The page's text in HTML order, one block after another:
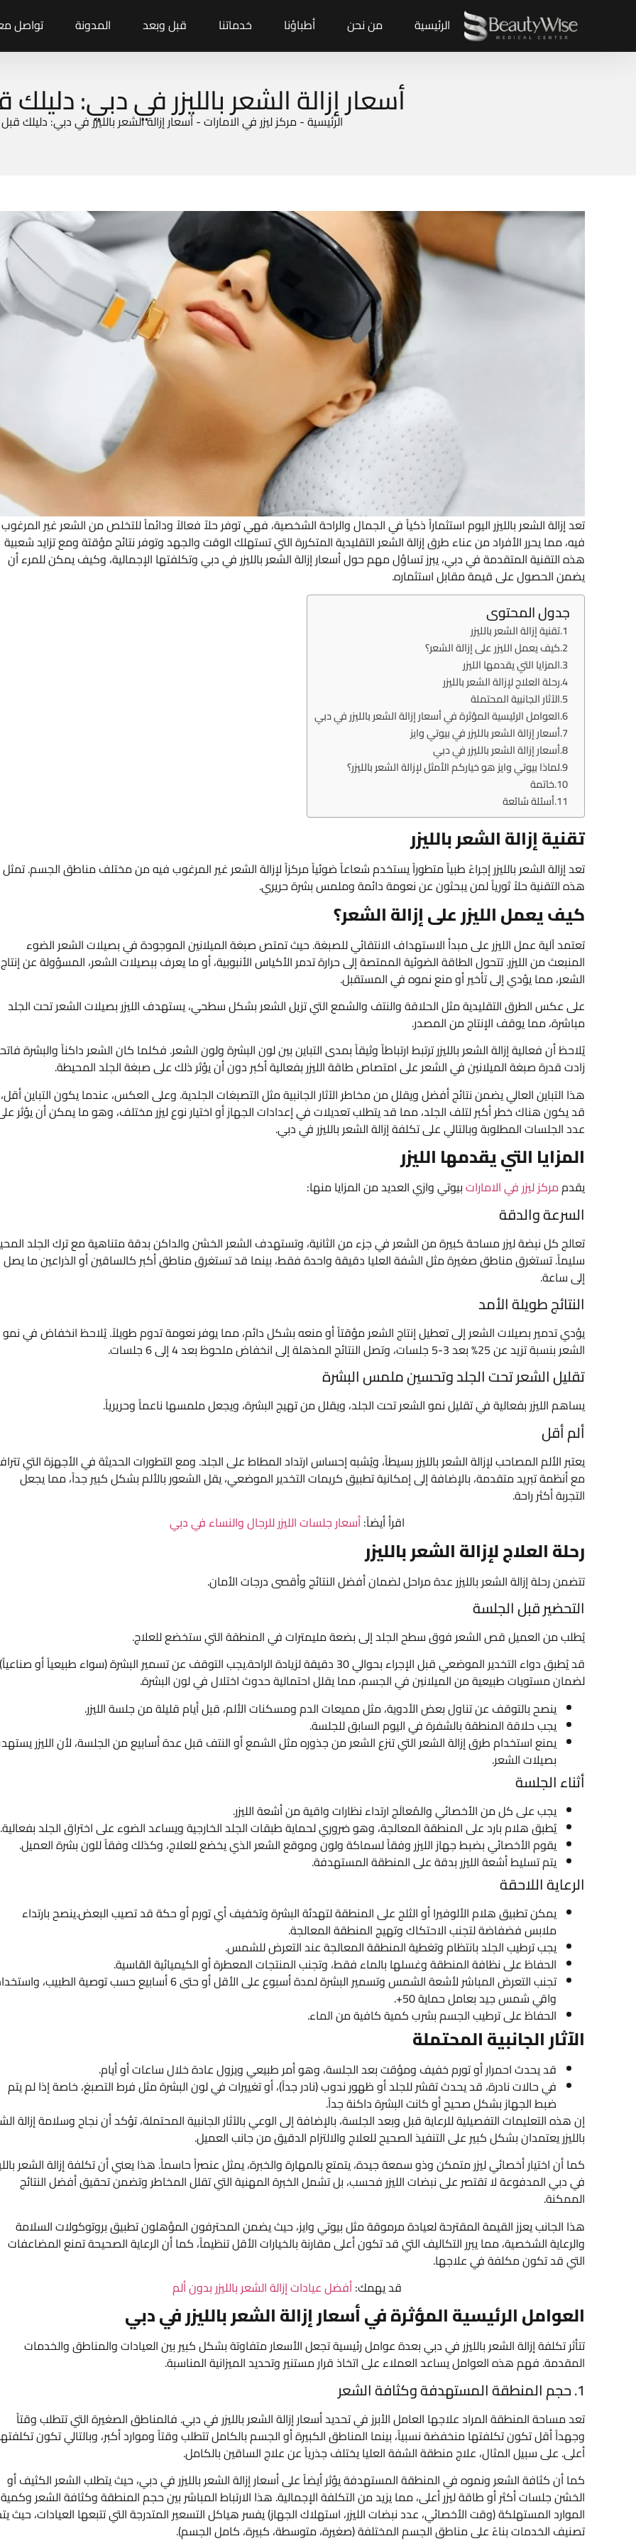
الرئيسية من نحن أطباؤنا خدماتنا قبل وبعد المدونة تواصل
أسعار إزالة الشعر بالليزر في دبي: دليلك
الرئيسية- مركز ليزر في الامارات-أسعار إزالة الشعر بالليزر في دبي: دليلك
تعد إزالة الشعر بالليزر اليوم استثماراً ذكياً في الجمال والراحة الشخصية، فهي توفر حلاً فعالاً ودائماً للتخلص من الشعر غير المرغوب
فيه، مما يحرر الأفراد من عناء طرق إزالة الشعر التقليدية المتكررة التي تستهلك الوقت والجهد وتوفر نتائج مؤقتة ومع تزايد شعبية
هذه التقنية المتقدمة في دبي، يبرز تساؤل مهم حول أسعار إزالة الشعر بالليزر في دبي وتكلفتها الإجمالية، وكيف يمكن للمرء أن
يضمن الحصول على قيمة مقابل استثماره.
جدول المحتوى
تقنية إزالة الشعر بالليزر
كيف يعمل الليزر على إزالة الشعر؟
المزايا التي يقدمها الليزر
رحلة العلاج لإزالة الشعر بالليزر
الآثار الجانبية المحتملة
العوامل الرئيسية المؤثرة في أسعار إزالة الشعر بالليزر في دبي
أسعار إزالة الشعر بالليزر في بيوتي وايز
أسعار إزالة الشعر بالليزر في دبي
لماذا بيوتي وايز هو خياركم الأمثل لإزالة الشعر بالليزر؟
خاتمة
أسئلة شائعة
تقنية إزالة الشعر بالليزر
تعد إزالة الشعر بالليزر إجراءً طبياً متطوراً يستخدم شعاعاً ضوئياً مركزاً لإزالة الشعر غير المرغوب فيه من مختلف مناطق الجسم. تمثل
هذه التقنية حلاً ثورياً لمن يبحثون عن نعومة دائمة وملمس بشرة حريري.
كيف يعمل الليزر على إزالة الشعر؟
تعتمد آلية عمل الليزر على مبدأ الاستهداف الانتقائي للصبغة. حيث تمتص صبغة الميلانين الموجودة في بصيلات الشعر الضوء
المنبعث من الليزر. تتحول الطاقة الضوئية الممتصة إلى حرارة تدمر الأكياس الأنبوبية، أو ما يعرف ببصيلات الشعر، المسؤولة عن إنتاج
الشعر، مما يؤدي إلى تأخير أو منع نموه في المستقبل.
على عكس الطرق التقليدية مثل الحلاقة والنتف والشمع التي تزيل الشعر بشكل سطحي، يستهدف الليزر بصيلات الشعر تحت الجلد
مباشرة، مما يوقف الإنتاج من المصدر.
يُلاحظ أن فعالية إزالة الشعر بالليزر ترتبط ارتباطاً وثيقاً بمدى التباين بين لون البشرة ولون الشعر. فكلما كان الشعر داكناً والبشرة
زادت قدرة صبغة الميلانين في الشعر على امتصاص طاقة الليزر بفعالية أكبر دون أن يؤثر ذلك على صبغة الجلد المحيطة.
هذا التباين العالي يضمن نتائج أفضل ويقلل من مخاطر الآثار الجانبية مثل التصبغات الجلدية. وعلى العكس، عندما يكون التباين أقل،
قد يكون هناك خطر أكبر لتلف الجلد، مما قد يتطلب تعديلات في إعدادات الجهاز أو اختيار نوع ليزر مختلف، وهو ما يمكن أن يؤثر
عدد الجلسات المطلوبة وبالتالي على تكلفة إزالة الشعر بالليزر في دبي.
المزايا التي يقدمها الليزر
يقدممركز ليزر في الاماراتبيوتي وازي العديد من المزايا منها:
السرعة والدقة
تعالج كل نبضة ليزر مساحة كبيرة من الشعر في جزء من الثانية، وتستهدف الشعر الخشن والداكن بدقة متناهية مع ترك الجلد
سليماً. تستغرق مناطق صغيرة مثل الشفة العليا دقيقة واحدة فقط، بينما قد تستغرق مناطق أكبر كالساقين أو الذراعين ما يصل
إلى ساعة.
النتائج طويلة الأمد
يؤدي تدمير بصيلات الشعر إلى تعطيل إنتاج الشعر مؤقتاً أو منعه بشكل دائم، مما يوفر نعومة تدوم طويلاً. يُلاحظ انخفاض في نمو
الشعر بنسبة تزيد عن 25% بعد 3-5 جلسات، وتصل النتائج المذهلة إلى انخفاض ملحوظ بعد 4 إلى 6 جلسات.
تقليل الشعر تحت الجلد وتحسين ملمس البشرة
يساهم الليزر بفعالية في تقليل نمو الشعر تحت الجلد، ويقلل من تهيج البشرة، ويجعل ملمسها ناعماً وحريرياً.
ألم أقل
يعتبر الألم المصاحب لإزالة الشعر بالليزر بسيطاً، ويُشبه إحساس ارتداد المطاط على الجلد. ومع التطورات الحديثة في الأجهزة التي
مع أنظمة تبريد متقدمة، بالإضافة إلى إمكانية تطبيق كريمات التخدير الموضعي، يقل الشعور بالألم بشكل كبير جداً، مما يجعل
التجربة أكثر راحة.
اقرأ أيضاً:أسعار جلسات الليزر للرجال والنساء في دبي
رحلة العلاج لإزالة الشعر بالليزر
تتضمن رحلة إزالة الشعر بالليزر عدة مراحل لضمان أفضل النتائج وأقصى درجات الأمان.
التحضير قبل الجلسة
يُطلب من العميل قص الشعر فوق سطح الجلد إلى بضعة مليمترات في المنطقة التي ستخضع للعلاج.
قد يُطبق دواء التخدير الموضعي قبل الإجراء بحوالي 30 دقيقة لزيادة الراحة.يجب التوقف عن تسمير البشرة (سواء طبيعياً أو صناعياً)
لضمان مستويات طبيعية من الميلانين في الجسم، مما يقلل احتمالية حدوث اختلال في لون البشرة.
ينصح بالتوقف عن تناول بعض الأدوية، مثل مميعات الدم ومسكنات الألم، قبل أيام قليلة من جلسة الليزر.
يجب حلاقة المنطقة بالشفرة في اليوم السابق للجلسة.
يمنع استخدام طرق إزالة الشعر التي تنزع الشعر من جذوره مثل الشمع أو النتف قبل عدة أسابيع من الجلسة، لأن الليزر
بصيلات الشعر.
أثناء الجلسة
يجب على كل من الأخصائي والمُعالَج ارتداء نظارات واقية من أشعة الليزر.
يُطبق هلام بارد على المنطقة المعالجة، وهو ضروري لحماية طبقات الجلد الخارجية ويساعد الضوء على اختراق الجلد بفعالية.
يقوم الأخصائي بضبط جهاز الليزر وفقاً لسماكة ولون وموقع الشعر الذي يخضع للعلاج، وكذلك وفقاً للون بشرة العميل.
يتم تسليط أشعة الليزر بدقة على المنطقة المستهدفة.
الرعاية اللاحقة
يمكن تطبيق هلام الألوفيرا أو الثلج على المنطقة لتهدئة البشرة وتخفيف أي تورم أو حكة قد تصيب البعض.ينصح بارتداء
ملابس فضفاضة لتجنب الاحتكاك وتهيج المنطقة المعالجة.
يجب ترطيب الجلد بانتظام وتغطية المنطقة المعالجة عند التعرض للشمس.
الحفاظ على نظافة المنطقة وغسلها بالماء فقط، وتجنب المنتجات المعطرة أو الكيميائية القاسية.
تجنب التعرض المباشر لأشعة الشمس وتسمير البشرة لمدة أسبوع على الأقل أو حتى 6 أسابيع حسب توصية الطبيب،
واقي شمس جيد بعامل حماية 50+.
الحفاظ على ترطيب الجسم بشرب كمية كافية من الماء.
الآثار الجانبية المحتملة
قد يحدث احمرار أو تورم خفيف ومؤقت بعد الجلسة، وهو أمر طبيعي ويزول عادة خلال ساعات أو أيام.
في حالات نادرة، قد يحدث تقشر للجلد أو ظهور ندوب (نادر جداً)، أو تغييرات في لون البشرة مثل فرط التصبغ، خاصة إذا لم يتم
ضبط الجهاز بشكل صحيح أو كانت البشرة داكنة جداً.
إن هذه التعليمات التفصيلية للرعاية قبل وبعد الجلسة، بالإضافة إلى الوعي بالآثار الجانبية المحتملة، تؤكد أن نجاح وسلامة إزالة
بالليزر يعتمدان بشكل كبير على التنفيذ الصحيح للعلاج والالتزام الدقيق من جانب العميل.
كما أن اختيار أخصائي ليزر متمكن وذو سمعة جيدة، يتمتع بالمهارة والخبرة، يمثل عنصراً حاسماً. هذا يعني أن تكلفة إزالة الشعر
في دبي المدفوعة لا تقتصر على نبضات الليزر فحسب، بل تشمل الخبرة المهنية التي تقلل المخاطر وتضمن تحقيق أفضل النتائج
الممكنة.
هذا الجانب يعزز القيمة المقترحة لعيادة مرموقة مثل بيوتي وايز، حيث يضمن المحترفون المؤهلون تطبيق بروتوكولات السلامة
والرعاية الشخصية، مما يبرر التكاليف التي قد تكون أعلى مقارنة بالخيارات الأقل تنظيماً، كما أن الرعاية الصحيحة تمنع المضاعفات
التي قد تكون مكلفة في علاجها.
قد يهمك:أفضل عيادات إزالة الشعر بالليزر بدون ألم
العوامل الرئيسية المؤثرة في أسعار إزالة الشعر بالليزر في دبي
تتأثر تكلفة إزالة الشعر بالليزر في دبي بعدة عوامل رئيسية تجعل الأسعار متفاوتة بشكل كبير بين العيادات والمناطق والخدمات
المقدمة. فهم هذه العوامل يساعد العملاء على اتخاذ قرار مستنير وتحديد الميزانية المناسبة.
1. حجم المنطقة المستهدفة وكثافة الشعر
تعد مساحة المنطقة المراد علاجها العامل الأبرز في تحديد أسعار إزالة الشعر بالليزر في دبي. فالمناطق الصغيرة التي تتطلب وقتاً
وجهداً أقل تكون تكلفتها منخفضة نسبياً، بينما المناطق الكبيرة أو الجسم بالكامل تتطلب وقتاً وموارد أكبر، وبالتالي تكون
أعلى. على سبيل المثال، علاج منطقة الشفة العليا يختلف جذرياً عن علاج الساقين بالكامل.
كما أن كثافة الشعر ونموه في المنطقة المستهدفة يؤثر أيضاً على أسعار إزالة الشعر بالليزر في دبي، حيث يتطلب الشعر الكثيف أو
الخشن جلسات أكثر أو طاقة ليزر أعلى، مما يزيد من التكلفة الإجمالية. هذا الارتباط المباشر بين حجم المنطقة وكثافة الشعر وكمية
الموارد المستهلكة (وقت الأخصائي، عدد نبضات الليزر، استهلاك الجهاز) يفسر هياكل التسعير المتدرجة التي تتبعها العيادات، حيث
تصنيف الخدمات بناءً على مناطق الجسم المختلفة (صغيرة، متوسطة، كبيرة، كامل الجسم).